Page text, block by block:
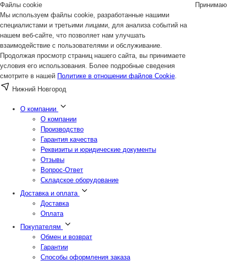
Файлы cookie
Мы используем файлы cookie, разработанные нашими
специалистами и третьими лицами, для анализа событий на
нашем веб-сайте, что позволяет нам улучшать
взаимодействие с пользователями и обслуживание.
Продолжая просмотр страниц нашего сайта, вы принимаете
условия его использования. Более подробные сведения
смотрите в нашей Политике в отношении файлов Cookie.
Принимаю
Нижний Новгород
О компании
О компании
Производство
Гарантия качества
Реквизиты и юридические документы
Отзывы
Вопрос-Ответ
Складское оборудование
Доставка и оплата
Доставка
Оплата
Покупателям
Обмен и возврат
Гарантии
Способы оформления заказа